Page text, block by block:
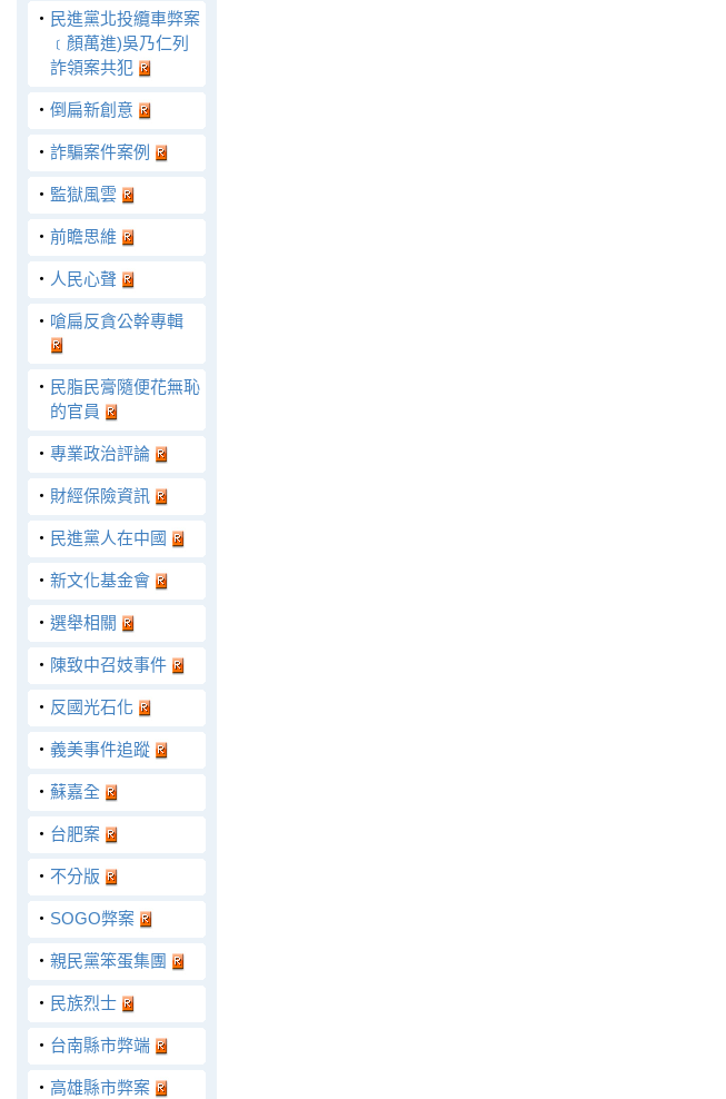
‧ 民進黨北投纜車弊案
﹝顏萬進)吳乃仁列
詐領案共犯
‧ 倒扁新創意
‧ 詐騙案件案例
‧ 監獄風雲
‧ 前瞻思維
‧ 人民心聲
‧ 嗆扁反貪公幹專輯
‧ 民脂民膏隨便花無恥
的官員
‧ 專業政治評論
‧ 財經保險資訊
‧ 民進黨人在中國
‧ 新文化基金會
‧ 選舉相關
‧ 陳致中召妓事件
‧ 反國光石化
‧ 義美事件追蹤
‧ 蘇嘉全
‧ 台肥案
‧ 不分版
‧ SOGO弊案
‧ 親民黨笨蛋集團
‧ 民族烈士
‧ 台南縣市弊端
‧ 高雄縣市弊案